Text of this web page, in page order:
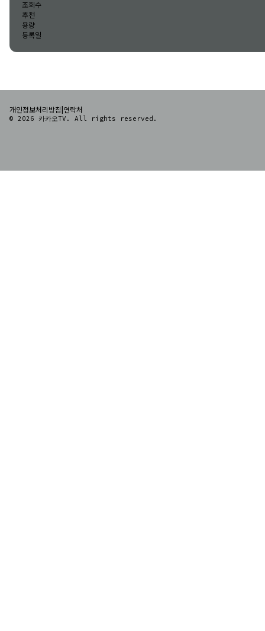
조회수
추천
용량
등록일
개인정보처리방침 연락처
© 2026 카카오TV. All rights reserved.